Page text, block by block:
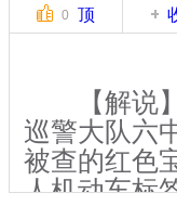
0 顶
【解说】
巡警大队六
被查的红色
人机动车标